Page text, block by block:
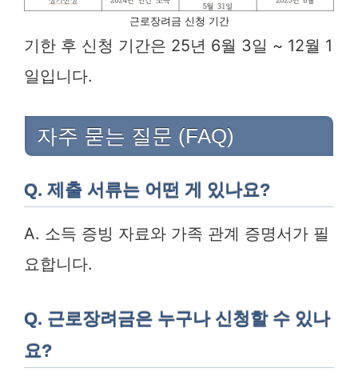
근로장려금 신청 기간
기한 후 신청 기간은 25년 6월 3일 ~ 12월 1
일입니다.
자주 묻는 질문 (FAQ)
Q. 제출 서류는 어떤 게 있나요?
A. 소득 증빙 자료와 가족 관계 증명서가 필
요합니다.
Q. 근로장려금은 누구나 신청할 수 있나
요?